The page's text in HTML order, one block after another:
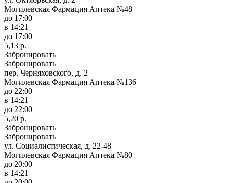
Могилевская Фармация Аптека №48
до 17:00
в 14:21
до 17:00
5,13 р.
Забронировать
Забронировать
пер. Черняховского, д. 2
Могилевская Фармация Аптека №136
до 22:00
в 14:21
до 22:00
5,20 р.
Забронировать
Забронировать
ул. Социалистическая, д. 22-48
Могилевская Фармация Аптека №80
до 20:00
в 14:21